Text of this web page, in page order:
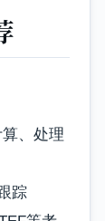
算、处理
踪